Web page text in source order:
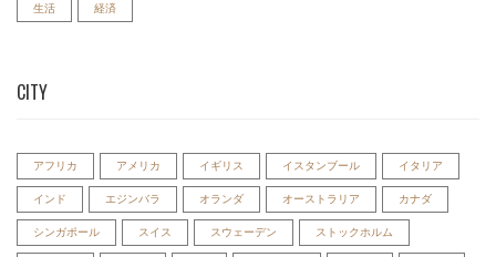
生活 経済
CITY
アフリカ アメリカ イギリス イスタンブール イタリア
インド エジンバラ オランダ オーストラリア カナダ
シンガポール スイス スウェーデン ストックホルム